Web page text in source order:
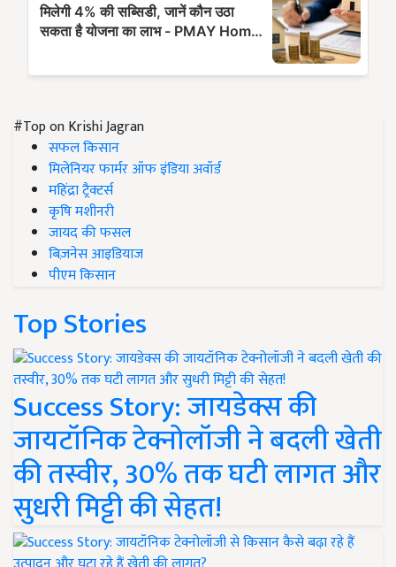
#Top on Krishi Jagran
सफल किसान
मिलेनियर फार्मर ऑफ इंडिया अवॉर्ड
महिंद्रा ट्रैक्टर्स
कृषि मशीनरी
जायद की फसल
बिज़नेस आइडियाज
पीएम किसान
Top Stories
Success Story: जायडेक्स की
जायटॉनिक टेक्नोलॉजी ने बदली खेती
की तस्वीर, 30% तक घटी लागत और
सुधरी मिट्टी की सेहत!